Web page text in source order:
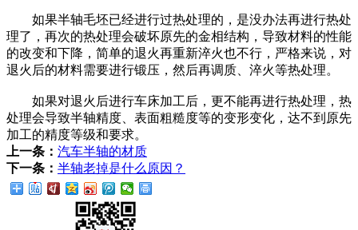
如果半轴毛坯已经进行过热处理的，是没办法再进行热处
理了，再次的热处理会破坏原先的金相结构，导致材料的性能
的改变和下降，简单的退火再重新淬火也不行，严格来说，对
退火后的材料需要进行锻压，然后再调质、淬火等热处理。
如果对退火后进行车床加工后，更不能再进行热处理，热
处理会导致半轴精度、表面粗糙度等的变形变化，达不到原先
加工的精度等级和要求。
上一条： 汽车半轴的材质
下一条： 半轴老掉是什么原因？